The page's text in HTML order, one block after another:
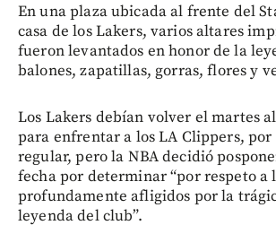
En una plaza ubicada al frente del
casa de los Lakers, varios altares
fueron levantados en honor de la
balones, zapatillas, gorras, flores y
Los Lakers debían volver el martes
para enfrentar a los LA Clippers,
regular, pero la NBA decidió
fecha por determinar “por respeto a
profundamente afligidos por la
leyenda del club”.